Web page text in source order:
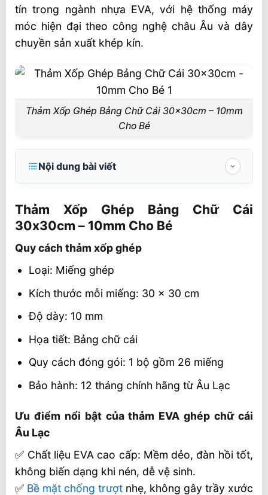
tín trong ngành nhựa EVA, với hệ thống máy
móc hiện đại theo công nghệ châu Âu và dây
chuyền sản xuất khép kín.
Thảm Xốp Ghép Bảng Chữ Cái 30x30cm – 10mm
Cho Bé
Nội dung bài viết
10mm Cho Bé
Quy cách thảm xốp ghép
Ưu điểm nổi bật của thảm EVA ghép chữ
cái Âu Lạc
Ứng dụng thực tế
Âu Lạc
Người Việt Nam dùng hàng Việt Nam – Tự
hào gìn giữ giá trị Việt !
🎯 Liên hệ mua hàng
Thảm Xốp Ghép Bảng Chữ Cái
30x30cm – 10mm Cho Bé
Quy cách thảm xốp ghép
Loại: Miếng ghép
Kích thước mỗi miếng: 30 x 30 cm
Độ dày: 10 mm
Họa tiết: Bảng chữ cái
Quy cách đóng gói: 1 bộ gồm 26 miếng
Bảo hành: 12 tháng chính hãng từ Âu Lạc
Ưu điểm nổi bật của thảm EVA ghép chữ cái
Âu Lạc
✅ Chất liệu EVA cao cấp: Mềm dẻo, đàn hồi tốt,
không biến dạng khi nén, dễ vệ sinh.
✅ Bề mặt chống trượt nhẹ, không gây trầy xước